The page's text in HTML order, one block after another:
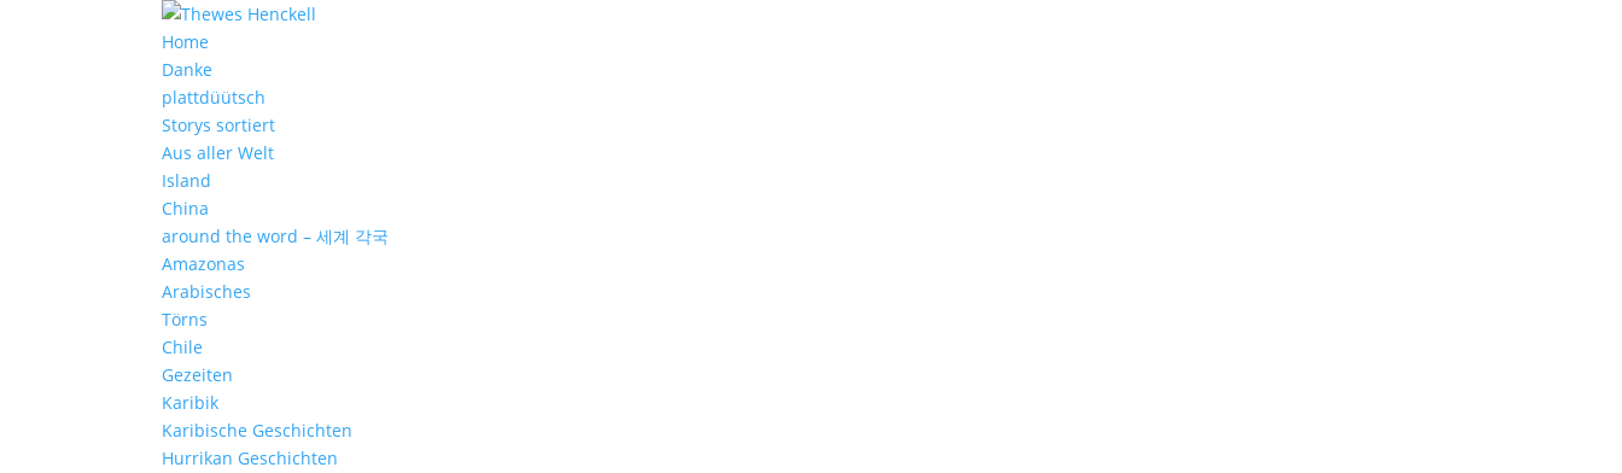
Home
Danke
plattdüütsch
Storys sortiert
Aus aller Welt
Island
China
around the word – 세계 각국
Amazonas
Arabisches
Törns
Chile
Gezeiten
Karibik
Karibische Geschichten
Hurrikan Geschichten